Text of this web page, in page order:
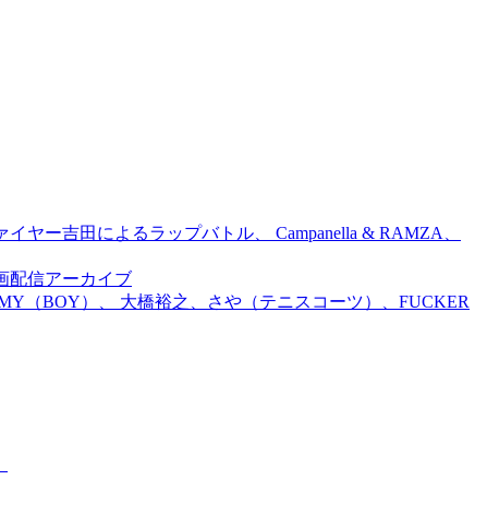
ヤー吉田によるラップバトル、 Campanella & RAMZA、
配信アーカイブ
（BOY）、 大橋裕之、さや（テニスコーツ）、FUCKER